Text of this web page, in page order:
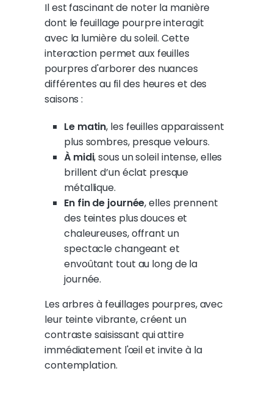
Il est fascinant de noter la manière
dont le feuillage pourpre interagit
avec la lumière du soleil. Cette
interaction permet aux feuilles
pourpres d'arborer des nuances
différentes au fil des heures et des
saisons :
Le matin, les feuilles apparaissent
plus sombres, presque velours.
À midi, sous un soleil intense, elles
brillent d’un éclat presque
métallique.
En fin de journée, elles prennent
des teintes plus douces et
chaleureuses, offrant un
spectacle changeant et
envoûtant tout au long de la
journée.
Les arbres à feuillages pourpres, avec
leur teinte vibrante, créent un
contraste saisissant qui attire
immédiatement l'œil et invite à la
contemplation.